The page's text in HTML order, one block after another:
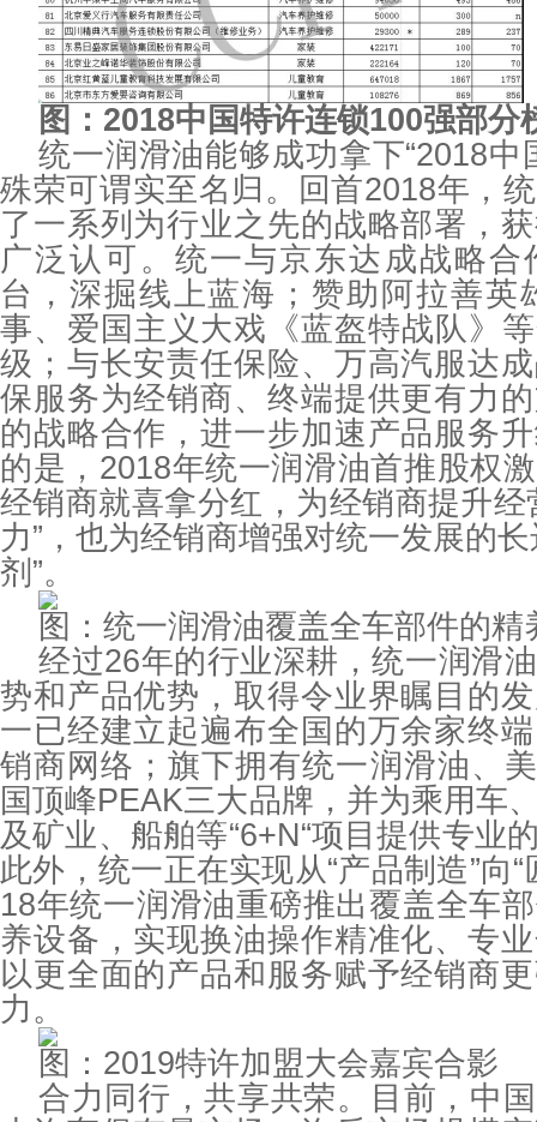
图：2018中国特许连锁100强部分
统一润滑油能够成功拿下“2018中
殊荣可谓实至名归。回首2018年，
了一系列为行业之先的战略部署，
广泛认可。统一与京东达成战略合
台，深掘线上蓝海；赞助阿拉善英
事、爱国主义大戏《蓝盔特战队》
级；与长安责任保险、万高汽服达
保服务为经销商、终端提供更有力
的战略合作，进一步加速产品服务
的是，2018年统一润滑油首推股权
经销商就喜拿分红，为经销商提升经
力”，也为经销商增强对统一发展的
剂”。
图：统一润滑油覆盖全车部件的精
经过26年的行业深耕，统一润滑
势和产品优势，取得令业界瞩目的
一已经建立起遍布全国的万余家终
销商网络；旗下拥有统一润滑油、
国顶峰PEAK三大品牌，并为乘用车
及矿业、船舶等“6+N“项目提供专业
此外，统一正在实现从“产品制造”向
18年统一润滑油重磅推出覆盖全车
养设备，实现换油操作精准化、专
以更全面的产品和服务赋予经销商
力。
图：2019特许加盟大会嘉宾合影
合力同行，共享共荣。目前，中